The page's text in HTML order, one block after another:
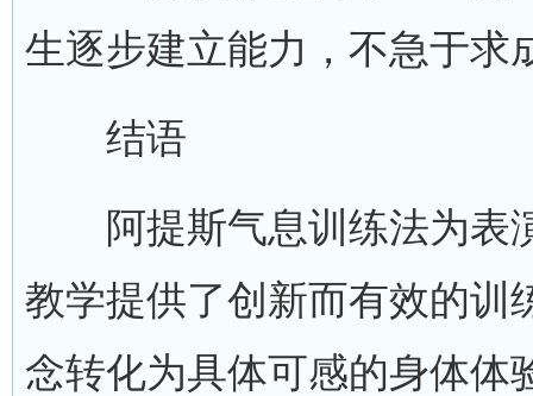
生逐步建立能力，不急于求
结语
阿提斯气息训练法为表
教学提供了创新而有效的训
念转化为具体可感的身体体